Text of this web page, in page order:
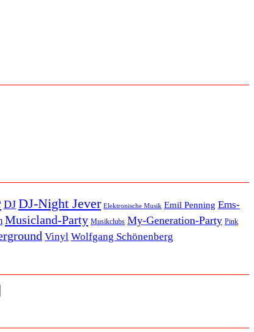
DJ DJ-Night Jever Elektronische Musik Emil Penning Ems-
Musicland-Party Musikclubs My-Generation-Party Pink
Vinyl Wolfgang Schönenberg